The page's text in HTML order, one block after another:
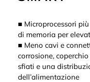
■ Microprocessori
di memoria per
■ Meno cavi e
corrosione,
sfiati e una
dell’alimentazione